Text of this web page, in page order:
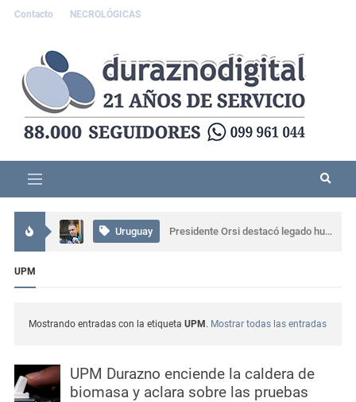
Contacto NECROLÓGICAS
Uruguay Presidente Orsi destacó legado humano y profesional de Gabriel Rossi
Interés General
UPM
Mostrando entradas con la etiqueta UPM. Mostrar todas las entradas
UPM Durazno enciende la caldera de
biomasa y aclara sobre las pruebas